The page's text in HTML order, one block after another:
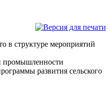
в структуре мероприятий
промышленности
развития сельского